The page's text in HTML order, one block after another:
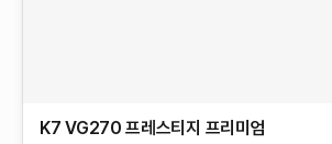
K7 VG270 프레스티지 프리미엄